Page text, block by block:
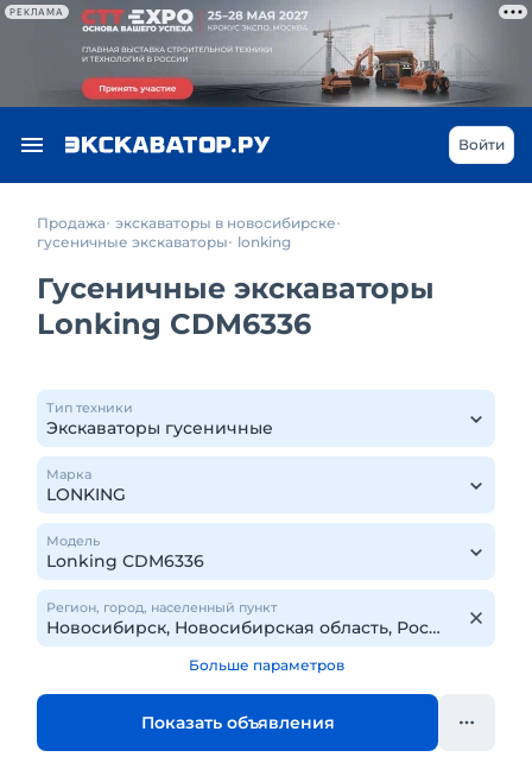
РЕКЛАМА
Войти
Продажа экскаваторы в новосибирске
гусеничные экскаваторы
lonking
Гусеничные экскаваторы
Lonking CDM6336
Тип техники
Марка
Модель
Регион, город, населенный пункт
Больше параметров
Показать объявления